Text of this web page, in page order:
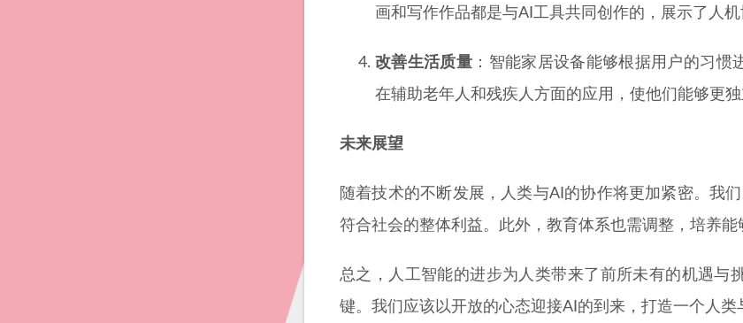
画和写作作品都是与AI工具共同创作的，展示了人机
改善生活质量 ：智能家居设备能够根据用户的习惯
在辅助老年人和残疾人方面的应用，使他们能够更独
未来展望
随着技术的不断发展，人类与AI的协作将更加紧密。我
符合社会的整体利益。此外，教育体系也需调整，培养能
总之，人工智能的进步为人类带来了前所未有的机遇与
键。我们应该以开放的心态迎接AI的到来，打造一个人类